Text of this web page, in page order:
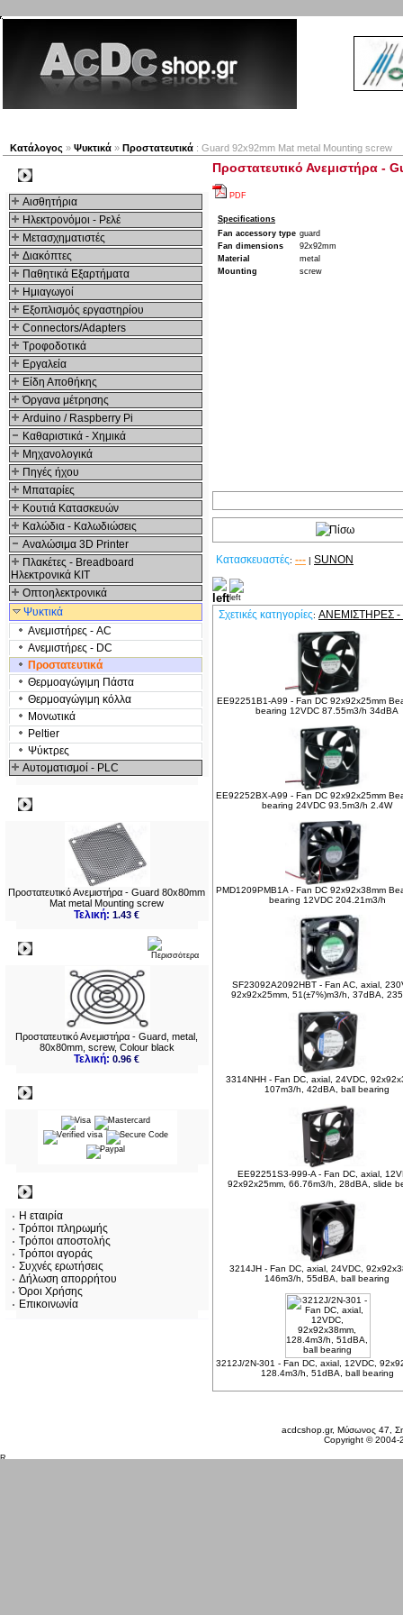
Κατάλογος » Ψυκτικά » Προστατευτικά : Guard 92x92mm Mat metal Mounting screw
Αισθητήρια
Ηλεκτρονόμοι - Ρελέ
Μετασχηματιστές
Διακόπτες
Παθητικά Εξαρτήματα
Hμιαγωγοί
Εξοπλισμός εργαστηρίου
Connectors/Adapters
Τροφοδοτικά
Εργαλεία
Είδη Αποθήκης
Όργανα μέτρησης
Arduino / Raspberry Pi
Καθαριστικά - Χημικά
Μηχανολογικά
Πηγές ήχου
Μπαταρίες
Κουτιά Κατασκευών
Καλώδια - Καλωδιώσεις
Αναλώσιμα 3D Printer
Πλακέτες - Breadboard
Ηλεκτρονικά ΚΙΤ
Οπτοηλεκτρονικά
Ψυκτικά
Ανεμιστήρες - AC
Ανεμιστήρες - DC
Προστατευτικά
Θερμοαγώγιμη Πάστα
Θερμοαγώγιμη κόλλα
Μονωτικά
Peltier
Ψύκτρες
Αυτοματισμοί - PLC
Προστατευτικό Ανεμιστήρα - Guard 80x80mm
Mat metal Mounting screw
Τελική:1.43 €
Προστατευτικό Ανεμιστήρα - Guard, metal,
80x80mm, screw, Colour black
Τελική:0.96 €
Η εταιρία
Τρόποι πληρωμής
Τρόποι αποστολής
Τρόποι αγοράς
Συχνές ερωτήσεις
Δήλωση απορρήτου
Όροι Χρήσης
Επικοινωνία
Προστατευτικό Ανεμιστήρα -
PDF
Specifications
Fan accessory type guard
Fan dimensions
92x92mm
Material
metal
Mounting
screw
Κατασκευαστές: --- | SUNON
Σχετικές κατηγορίες: ΑΝΕΜΙΣΤΉΡΕΣ -
EE92251B1-A99 - Fan DC 92x92x25mm
bearing 12VDC 87.55m3/h 34dBA
EE92252BX-A99 - Fan DC 92x92x25mm
bearing 24VDC 93.5m3/h 2.4W
PMD1209PMB1A - Fan DC 92x92x38mm
bearing 12VDC 204.21m3/h
SF23092A2092HBT - Fan AC, axial,
92x92x25mm, 51(±7%)m3/h, 37dBA,
3314NHH - Fan DC, axial, 24VDC,
107m3/h, 42dBA, ball bearing
EE92251S3-999-A - Fan DC, axial,
92x92x25mm, 66.76m3/h, 28dBA, slide
3214JH - Fan DC, axial, 24VDC,
146m3/h, 55dBA, ball bearing
3212J/2N-301 - Fan DC, axial, 12VDC,
128.4m3/h, 51dBA, ball bearing
acdcshop.gr, Μύσωνος 47,
Copyright ©